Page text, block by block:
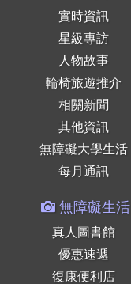
實時資訊
星級專訪
人物故事
輪椅旅遊推介
相關新聞
其他資訊
無障礙大學生活
每月通訊
無障礙生活
真人圖書館
優惠速遞
復康便利店